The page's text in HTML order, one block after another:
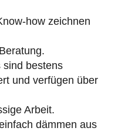
how zeichnen
sind bestens
und verfügen über
Arbeit.
dämmen aus